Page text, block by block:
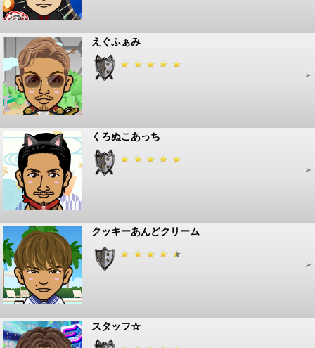
えぐふぁみ
くろぬこあっち
クッキーあんどクリーム
スタッフ☆